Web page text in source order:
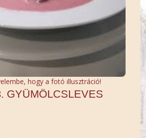
hogy a fotó illusztráció!
GYÜMÖLCSLEVES